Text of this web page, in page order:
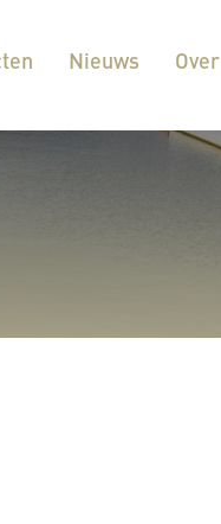
Nieuws